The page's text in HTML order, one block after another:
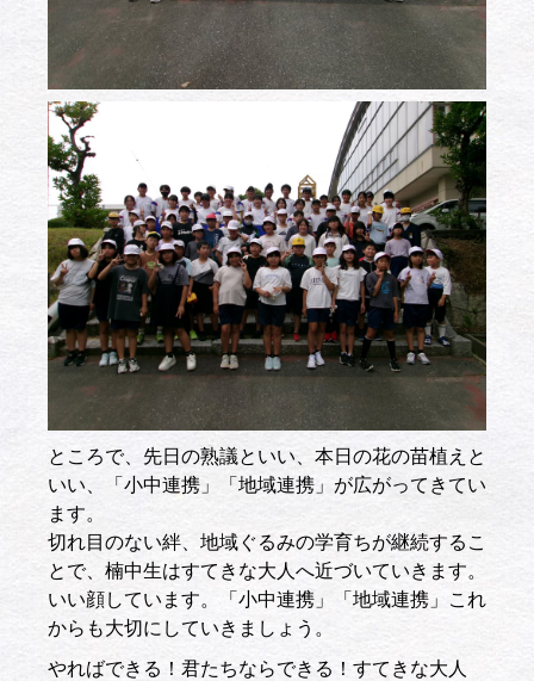
ところで、先日の熟議といい、本日の花の苗植えと
いい、「小中連携」「地域連携」が広がってきてい
ます。
切れ目のない絆、地域ぐるみの学育ちが継続するこ
とで、楠中生はすてきな大人へ近づいていきます。
いい顔しています。「小中連携」「地域連携」これ
からも大切にしていきましょう。
やればできる！君たちならできる！すてきな大人